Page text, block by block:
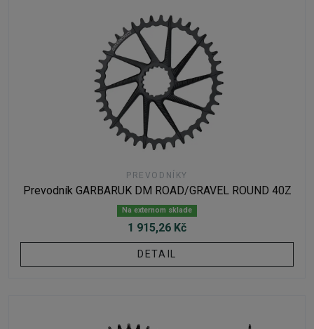
PREVODNÍKY
Prevodník GARBARUK DM ROAD/GRAVEL ROUND 40Z
Na externom sklade
1 915,26 Kč
DETAIL